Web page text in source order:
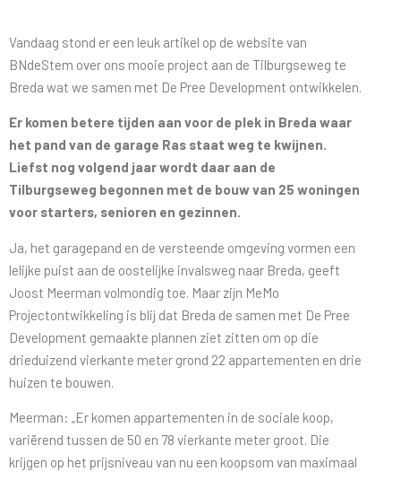
Vandaag stond er een leuk artikel op de website van
BNdeStem over ons mooie project aan de Tilburgseweg te
Breda wat we samen met De Pree Development ontwikkelen.
Er komen betere tijden aan voor de plek in Breda waar
het pand van de garage Ras staat weg te kwijnen.
Liefst nog volgend jaar wordt daar aan de
Tilburgseweg begonnen met de bouw van 25 woningen
voor starters, senioren en gezinnen.
Ja, het garagepand en de versteende omgeving vormen een
lelijke puist aan de oostelijke invalsweg naar Breda, geeft
Joost Meerman volmondig toe. Maar zijn MeMo
Projectontwikkeling is blij dat Breda de samen met De Pree
Development gemaakte plannen ziet zitten om op die
drieduizend vierkante meter grond 22 appartementen en drie
huizen te bouwen.
Meerman: „Er komen appartementen in de sociale koop,
variërend tussen de 50 en 78 vierkante meter groot. Die
krijgen op het prijsniveau van nu een koopsom van maximaal